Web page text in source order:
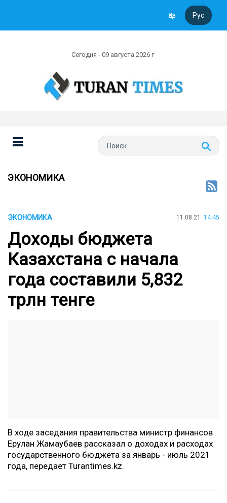
Қаз Рус
Сегодня - 09 августа 2026 г
ЭКОНОМИКА
ЭКОНОМИКА 11.08.21 14:45
Доходы бюджета
Казахстана с начала
года составили 5,832
трлн тенге
В ходе заседания правительства министр финансов
Ерулан Жамаубаев рассказал о доходах и расходах
государственного бюджета за январь - июль 2021
года, передает Turantimes.kz.